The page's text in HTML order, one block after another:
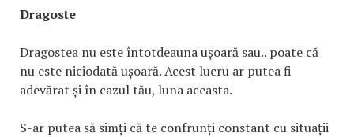
Dragoste
Dragostea nu este întotdeauna ușoară sau.. poate că
nu este niciodată ușoară. Acest lucru ar putea fi
adevărat și în cazul tău, luna aceasta.
S-ar putea să simți că te confrunți constant cu situații